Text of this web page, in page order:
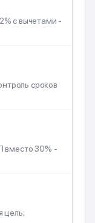
с вычетами -
сроков
вместо 30% -
цель;